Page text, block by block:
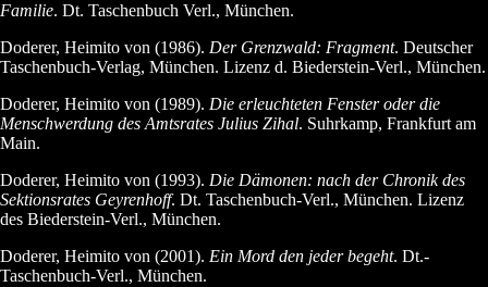
Familie. Dt. Taschenbuch Verl., München.
Doderer, Heimito von (1986). Der Grenzwald: Fragment. Deutscher
Taschenbuch-Verlag, München. Lizenz d. Biederstein-Verl., München.
Doderer, Heimito von (1989). Die erleuchteten Fenster oder die
Menschwerdung des Amtsrates Julius Zihal. Suhrkamp, Frankfurt am
Main.
Doderer, Heimito von (1993). Die Dämonen: nach der Chronik des
Sektionsrates Geyrenhoff. Dt. Taschenbuch-Verl., München. Lizenz
des Biederstein-Verl., München.
Doderer, Heimito von (2001). Ein Mord den jeder begeht. Dt.-
Taschenbuch-Verl., München.